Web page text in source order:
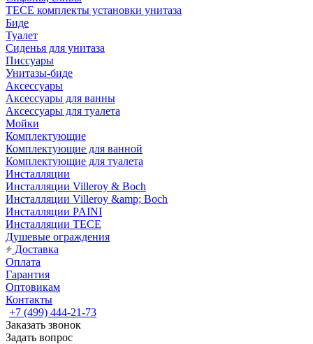
TECE комплекты установки унитаза
Биде
Туалет
Сиденья для унитаза
Писсуары
Унитазы-биде
Аксессуары
Аксессуары для ванны
Аксессуары для туалета
Мойки
Комплектующие
Комплектующие для ванной
Комплектующие для туалета
Инсталляции
Инсталляции Villeroy & Boch
Инсталляции Villeroy &amp; Boch
Инсталляции PAINI
Инсталляции TECE
Душевые ограждения
Доставка
Оплата
Гарантия
Оптовикам
Контакты
+7 (499) 444-21-73
Заказать звонок
Задать вопрос